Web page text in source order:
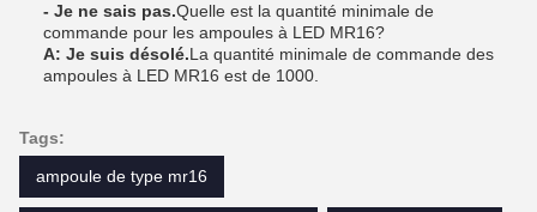
- Je ne sais pas.Quelle est la quantité minimale de
commande pour les ampoules à LED MR16?
A: Je suis désolé.La quantité minimale de commande des
ampoules à LED MR16 est de 1000.
Tags:
ampoule de type mr16